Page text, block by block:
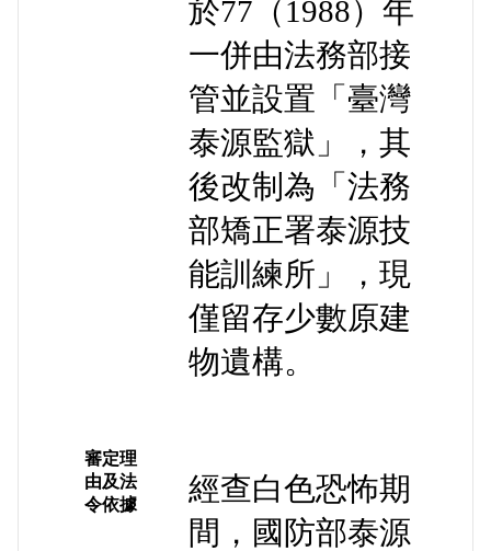
於77（1988）年
一併由法務部接
管並設置「臺灣
泰源監獄」，其
後改制為「法務
部矯正署泰源技
能訓練所」，現
僅留存少數原建
物遺構。
審定理
由及法
令依據
經查白色恐怖期
間，國防部泰源